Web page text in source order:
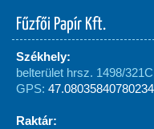
Fűzfői Papír Kft.
Székhely:
belterület hrsz. 1498/321
GPS:
Raktár: